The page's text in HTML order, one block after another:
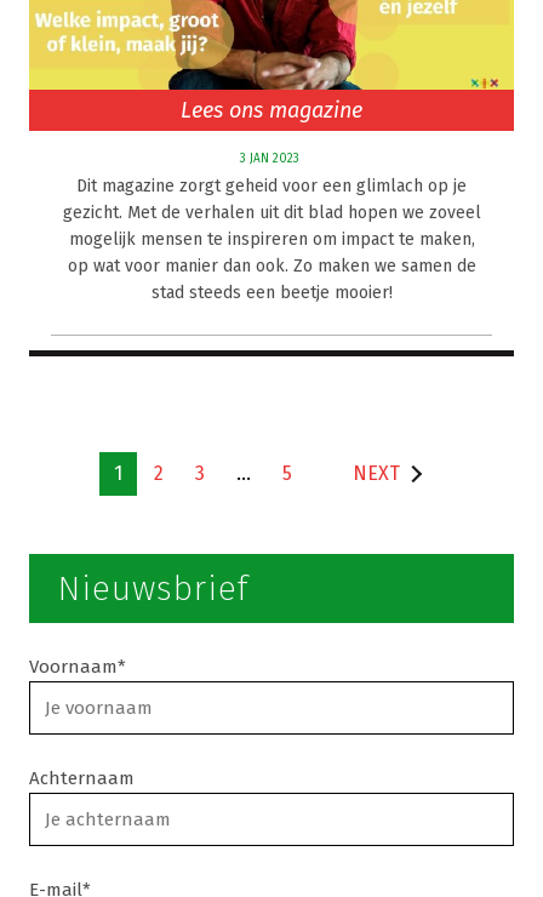
Lees ons magazine
3 JAN 2023
Dit magazine zorgt geheid voor een glimlach op je
gezicht. Met de verhalen uit dit blad hopen we zoveel
mogelijk mensen te inspireren om impact te maken,
op wat voor manier dan ook. Zo maken we samen de
stad steeds een beetje mooier!
1 2 3 … 5 NEXT
Nieuwsbrief
Voornaam*
Achternaam
E-mail*